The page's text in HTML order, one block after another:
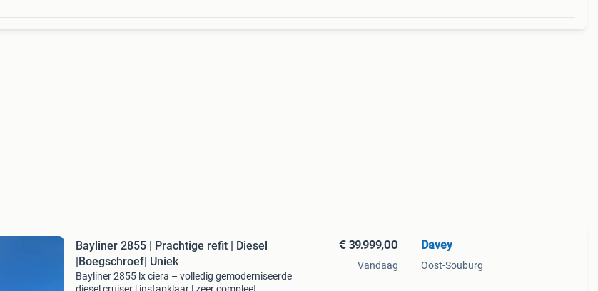
Bayliner 2855 | Prachtige refit | Diesel
|Boegschroef| Uniek
Bayliner 2855 lx ciera – volledig gemoderniseerde
€ 39.999,00
Vandaag
Davey
Oost-Souburg